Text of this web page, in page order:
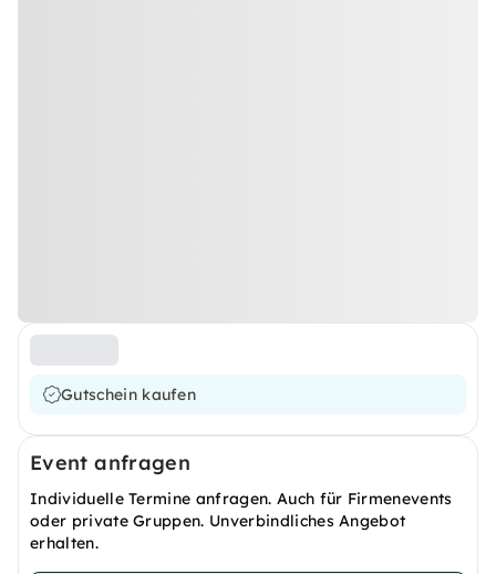
Gutschein kaufen
Event anfragen
Individuelle Termine anfragen. Auch für Firmenevents
oder private Gruppen. Unverbindliches Angebot
erhalten.